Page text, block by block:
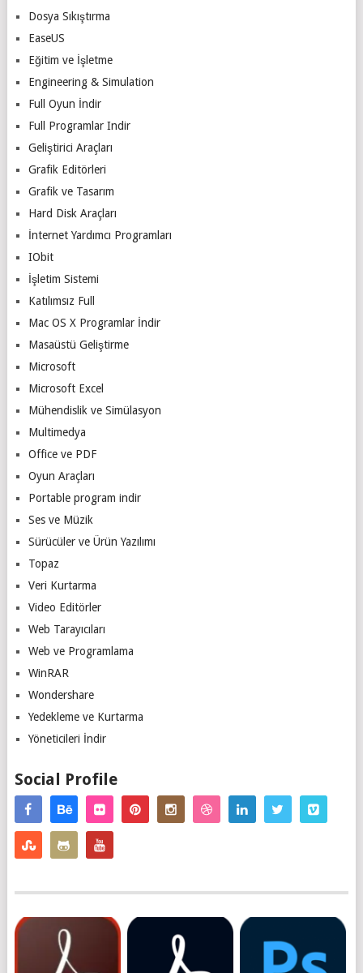
Dosya Sıkıştırma
EaseUS
Eğitim ve İşletme
Engineering & Simulation
Full Oyun İndir
Full Programlar Indir
Geliştirici Araçları
Grafik Editörleri
Grafik ve Tasarım
Hard Disk Araçları
İnternet Yardımcı Programları
IObit
İşletim Sistemi
Katılımsız Full
Mac OS X Programlar İndir
Masaüstü Geliştirme
Microsoft
Microsoft Excel
Mühendislik ve Simülasyon
Multimedya
Office ve PDF
Oyun Araçları
Portable program indir
Ses ve Müzik
Sürücüler ve Ürün Yazılımı
Topaz
Veri Kurtarma
Video Editörler
Web Tarayıcıları
Web ve Programlama
WinRAR
Wondershare
Yedekleme ve Kurtarma
Yöneticileri İndir
Social Profile